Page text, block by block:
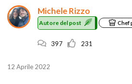
i
o
n
Michele Rizzo
Autore del post Chef
397 231
12 Aprile 2022